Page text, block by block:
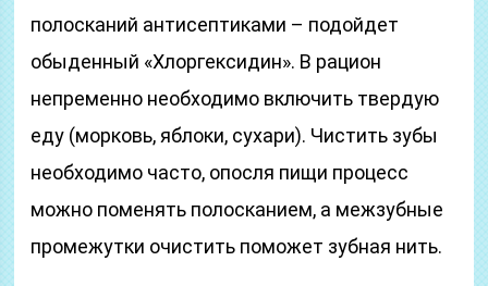
полосканий антисептиками – подойдет
обыденный «Хлоргексидин». В рацион
непременно необходимо включить твердую
еду (морковь, яблоки, сухари). Чистить зубы
необходимо часто, опосля пищи процесс
можно поменять полосканием, а межзубные
промежутки очистить поможет зубная нить.